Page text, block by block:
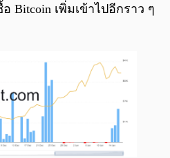
Bitcoin เพิ่มเข้าไปอีกราว ๆ